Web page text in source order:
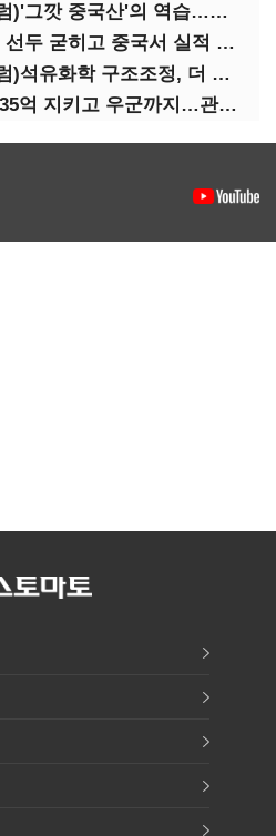
[IB토마토](데스크칼럼)'그깟 중국산'의 역습…전기차 시장도 내줄 셈인가
[IB토마토]엔씨, ESG 선두 굳히고 중국서 실적 반등 시동
[IB토마토](데스크칼럼)석유화학 구조조정, 더 미루면 공멸이다
[IB토마토]나인테크, 35억 지키고 우군까지…관계사 활용 '1석2조'